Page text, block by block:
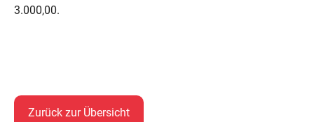
3.000,00.
Zurück zur Übersicht